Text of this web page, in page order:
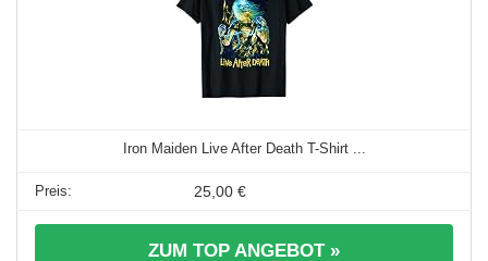
Iron Maiden Live After Death T-Shirt ...
25,00 €
ZUM TOP ANGEBOT »